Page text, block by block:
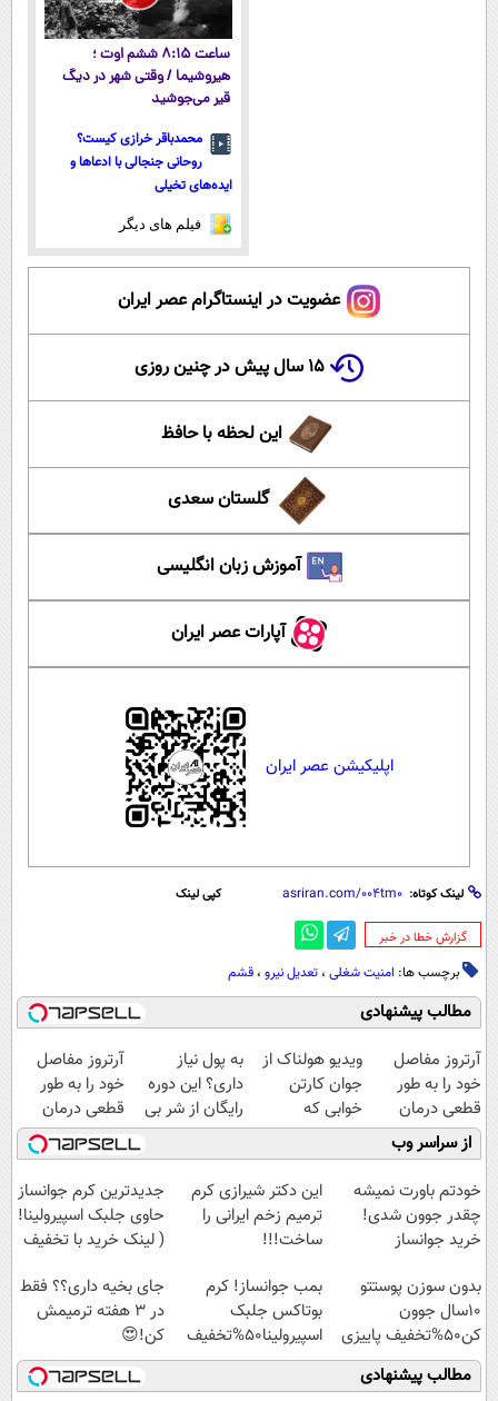
ساعت ۸:۱۵ ششم اوت ؛
هیروشیما / وقتی شهر در دیگ
قیر می‌جوشید
محمدباقر خرازی کیست؟
روحانی جنجالی با ادعاها و
ایده‌های تخیلی
فیلم های دیگر
عضویت در اینستاگرام عصر ایران
۱۵ سال پیش در چنین روزی
این لحظه با حافظ
گلستان سعدی
آموزش زبان انگلیسی
آپارات عصر ایران
اپلیکیشن عصر ایران
لینک کوتاه: کپی لینک
‌گزارش خطا در خبر
برچسب ها: امنیت شغلی ، تعدیل نیرو ، قشم
مطالب پیشنهادی
آرتروز مفاصل
خود را به طور
قطعی درمان
کنید!
◗پرسش‌نامه◖
ویدیو هولناک از
جوان کارتن
خوابی که
میلیاردر شد.
آموزش رایگان
به پول نیاز
داری؟ این دوره
رایگان از شر بی
پولی خلاصت
میکنه
آرتروز مفاصل
خود را به طور
قطعی درمان
کنید!
◂پرسش‌نامه▸
از سراسر وب
خودتم باورت نمیشه
چقدر جوون شدی!
خرید جوانساز
ویژه
این دکتر شیرازی کرم
ترمیم زخم ایرانی را
ساخت!!!
جدیدترین کرم جوانساز
حاوی جلبک اسپیرولینا!
( لینک خرید با تخفیف
بدون سوزن پوستتو
10سال جوون
کن50%تخفیف پاییزی
بمب جوانساز! کرم
بوتاکس جلبک
اسپیرولینا50%تخفیف
جای بخیه داری؟؟ فقط
در 3 هفته ترمیمش
کن!😍
مطالب پیشنهادی